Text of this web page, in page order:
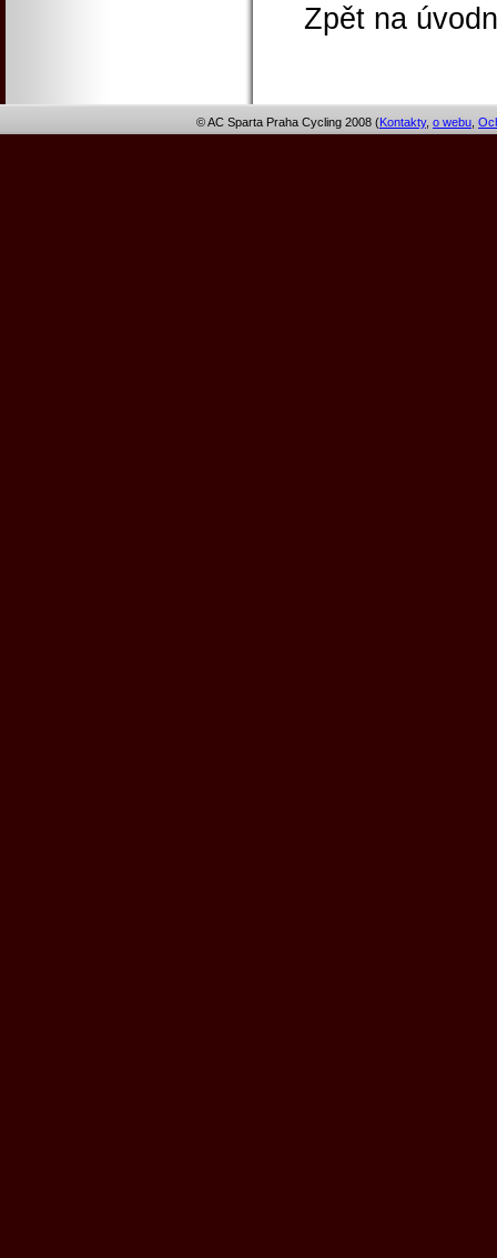
Zpět na
© AC Sparta Praha Cycling 2008 (Kontakty, o webu